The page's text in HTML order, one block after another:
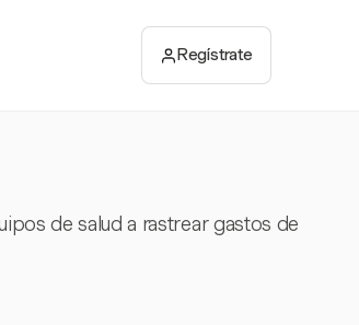
Regístrate
de salud a rastrear gastos de